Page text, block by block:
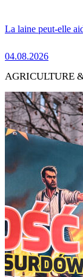
La laine peut-elle
04.08.2026
AGRICULTURE